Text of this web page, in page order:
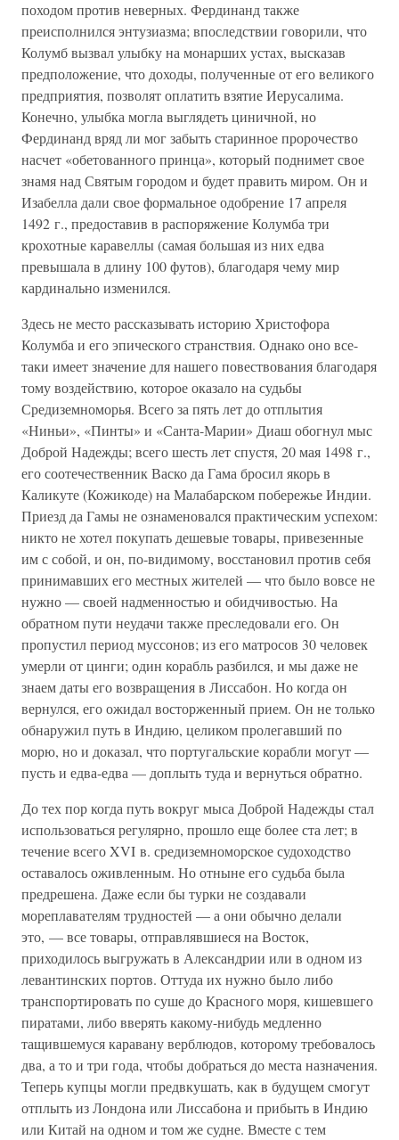
походом против неверных. Фердинанд также
преисполнился энтузиазма; впоследствии говорили, что
Колумб вызвал улыбку на монарших устах, высказав
предположение, что доходы, полученные от его великого
предприятия, позволят оплатить взятие Иерусалима.
Конечно, улыбка могла выглядеть циничной, но
Фердинанд вряд ли мог забыть старинное пророчество
насчет «обетованного принца», который поднимет свое
знамя над Святым городом и будет править миром. Он и
Изабелла дали свое формальное одобрение 17 апреля
1492 г., предоставив в распоряжение Колумба три
крохотные каравеллы (самая большая из них едва
превышала в длину 100 футов), благодаря чему мир
кардинально изменился.
Здесь не место рассказывать историю Христофора
Колумба и его эпического странствия. Однако оно все-
таки имеет значение для нашего повествования благодаря
тому воздействию, которое оказало на судьбы
Средиземноморья. Всего за пять лет до отплытия
«Ниньи», «Пинты» и «Санта-Марии» Диаш обогнул мыс
Доброй Надежды; всего шесть лет спустя, 20 мая 1498 г.,
его соотечественник Васко да Гама бросил якорь в
Каликуте (Кожикоде) на Малабарском побережье Индии.
Приезд да Гамы не ознаменовался практическим успехом:
никто не хотел покупать дешевые товары, привезенные
им с собой, и он, по-видимому, восстановил против себя
принимавших его местных жителей — что было вовсе не
нужно — своей надменностью и обидчивостью. На
обратном пути неудачи также преследовали его. Он
пропустил период муссонов; из его матросов 30 человек
умерли от цинги; один корабль разбился, и мы даже не
знаем даты его возвращения в Лиссабон. Но когда он
вернулся, его ожидал восторженный прием. Он не только
обнаружил путь в Индию, целиком пролегавший по
морю, но и доказал, что португальские корабли могут —
пусть и едва-едва — доплыть туда и вернуться обратно.
До тех пор когда путь вокруг мыса Доброй Надежды стал
использоваться регулярно, прошло еще более ста лет; в
течение всего XVI в. средиземноморское судоходство
оставалось оживленным. Но отныне его судьба была
предрешена. Даже если бы турки не создавали
мореплавателям трудностей — а они обычно делали
это, — все товары, отправлявшиеся на Восток,
приходилось выгружать в Александрии или в одном из
левантинских портов. Оттуда их нужно было либо
транспортировать по суше до Красного моря, кишевшего
пиратами, либо вверять какому-нибудь медленно
тащившемуся каравану верблюдов, которому требовалось
два, а то и три года, чтобы добраться до места назначения.
Теперь купцы могли предвкушать, как в будущем смогут
отплыть из Лондона или Лиссабона и прибыть в Индию
или Китай на одном и том же судне. Вместе с тем